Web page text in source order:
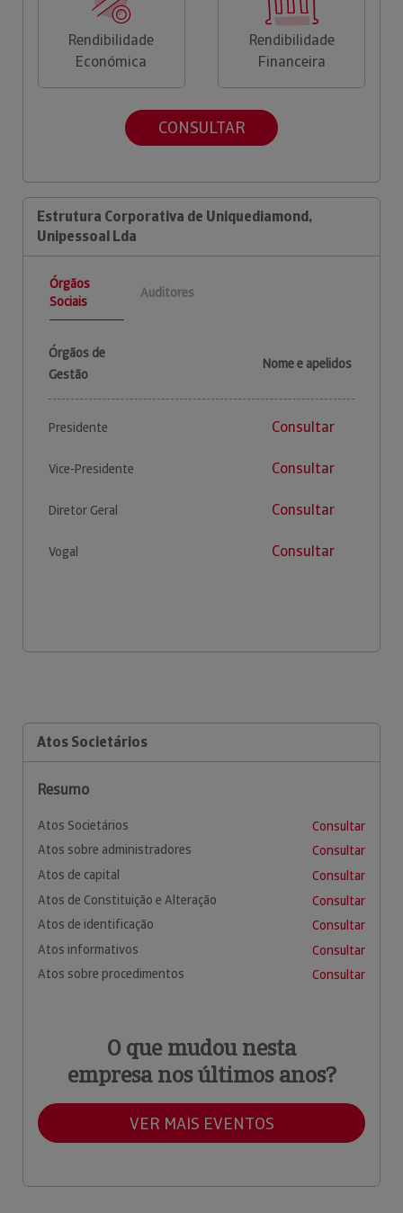
Rendibilidade
Económica
Rendibilidade
Financeira
CONSULTAR
Estrutura Corporativa de Uniquediamond,
Unipessoal Lda
Órgãos
Sociais
Auditores
Órgãos de
Gestão
Nome e apelidos
Presidente Consultar
Vice-Presidente Consultar
Diretor Geral Consultar
Vogal Consultar
Atos Societários
Resumo
Atos Societários
Consultar
Atos sobre administradores
Consultar
Atos de capital
Consultar
Atos de Constituição e Alteração
Consultar
Atos de identificação
Consultar
Atos informativos
Consultar
Atos sobre procedimentos
Consultar
O que mudou nesta
empresa nos últimos anos?
VER MAIS EVENTOS